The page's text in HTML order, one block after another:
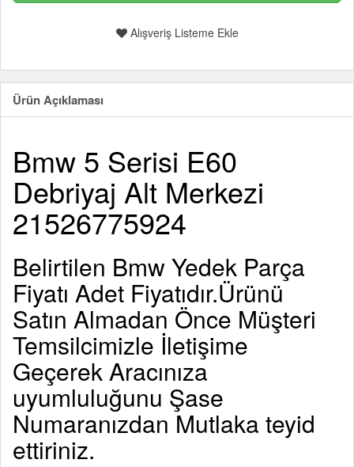
Alışveriş Listeme Ekle
Ürün Açıklaması
Bmw 5 Serisi E60
Debriyaj Alt Merkezi
21526775924
Belirtilen Bmw Yedek Parça
Fiyatı Adet Fiyatıdır.Ürünü
Satın Almadan Önce Müşteri
Temsilcimizle İletişime
Geçerek Aracınıza
uyumluluğunu Şase
Numaranızdan Mutlaka teyid
ettiriniz.